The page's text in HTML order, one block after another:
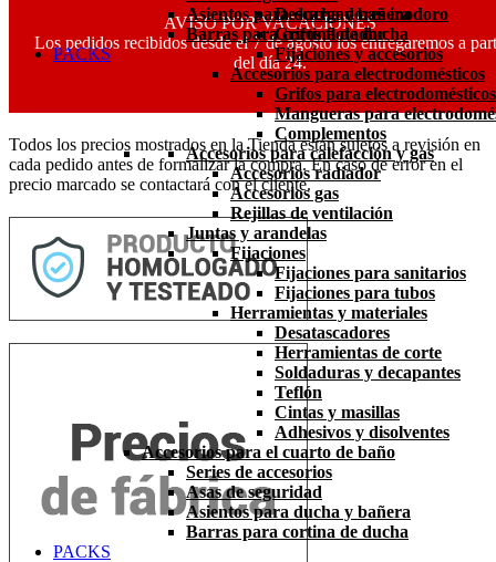
Descargadores inodoro
Grifos flotador
Fijaciones y accesorios
Accesorios para electrodomésticos
Grifos para electrodomésticos
Mangueras para
Complementos
Accesorios para calefacción y gas
Accesorios radiador
Accesorios gas
Rejillas de ventilación
Juntas y arandelas
Fijaciones
Fijaciones para sanitarios
Fijaciones para tubos
Herramientas y materiales
Desatascadores
Herramientas de corte
Soldaduras y decapantes
Teflón
Cintas y masillas
Adhesivos y disolventes
Accesorios para el cuarto de baño
Series de accesorios
Asas de seguridad
Asientos para ducha y bañera
Barras para cortina de ducha
PACKS
Asientos para ducha y bañera
Barras para cortina de ducha
PACKS
AVISO POR VACACIONES
Los pedidos recibidos desde el 7 de agosto los entregaremos a
del día 24.
Todos los precios mostrados en la Tienda están sujetos a revisión en
cada pedido antes de formalizar la compra. En caso de error en el
precio marcado se contactará con el cliente.